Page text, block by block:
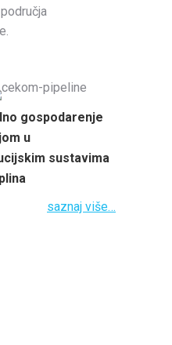
gospodarenje
u
sustavima
saznaj više…